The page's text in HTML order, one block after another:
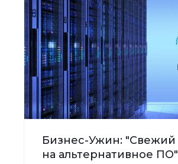
Бизнес-Ужин: "Свежий
на альтернативное ПО"